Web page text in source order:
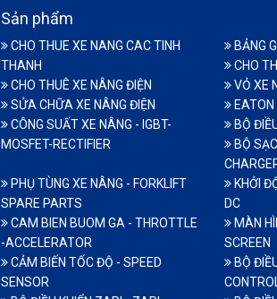
Sản phẩm
CHO THUE XE NANG CAC TINH
THANH
BẢNG
CHO
CHO THUÊ XE NÂNG ĐIỆN
VỎ XE
SỬA CHỮA XE NÂNG ĐIỆN
CÔNG SUẤT XE NÂNG - IGBT-
MOSFET-RECTIFIER
BỘ
BỘ
PHỤ TÙNG XE NÂNG - FORKLIFT
SPARE PARTS
KHỞI
DC
CAM BIEN BUOM GA - THROTTLE
-ACCELERATOR
MÀN
SCREEN
CẢM BIẾN TỐC ĐỘ - SPEED
SENSOR
BỘ